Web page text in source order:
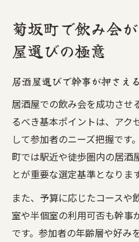
池下や千種周辺の
方
を紹介
アクセス重視で探す千
駅近居酒屋で集合
千種駅周辺のアク
徒歩圏内で見つか
飲み会幹事が選び
屋
菊坂町で飲み会
屋選びの極意
居酒屋選びで幹事が押さえ
居酒屋での飲み会を成功させ
るべき基本ポイントは、アク
して参加者のニーズ把握です
町では駅近や徒歩圏内の居酒
とが重要な選定基準となります
また、予算に応じたコースや
室や半個室の利用可否も幹事
です。参加者の年齢層や好み